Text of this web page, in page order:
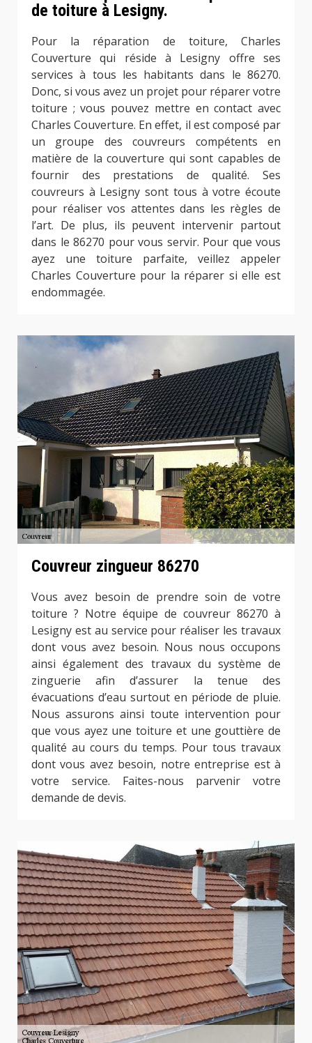
de toiture à Lesigny.
Pour la réparation de toiture, Charles
Couverture qui réside à Lesigny offre ses
services à tous les habitants dans le 86270.
Donc, si vous avez un projet pour réparer votre
toiture ; vous pouvez mettre en contact avec
Charles Couverture. En effet, il est composé par
un groupe des couvreurs compétents en
matière de la couverture qui sont capables de
fournir des prestations de qualité. Ses
couvreurs à Lesigny sont tous à votre écoute
pour réaliser vos attentes dans les règles de
l’art. De plus, ils peuvent intervenir partout
dans le 86270 pour vous servir. Pour que vous
ayez une toiture parfaite, veillez appeler
Charles Couverture pour la réparer si elle est
endommagée.
Couvreur zingueur 86270
Vous avez besoin de prendre soin de votre
toiture ? Notre équipe de couvreur 86270 à
Lesigny est au service pour réaliser les travaux
dont vous avez besoin. Nous nous occupons
ainsi également des travaux du système de
zinguerie afin d’assurer la tenue des
évacuations d’eau surtout en période de pluie.
Nous assurons ainsi toute intervention pour
que vous ayez une toiture et une gouttière de
qualité au cours du temps. Pour tous travaux
dont vous avez besoin, notre entreprise est à
votre service. Faites-nous parvenir votre
demande de devis.